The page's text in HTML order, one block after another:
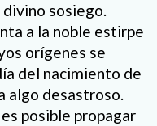
sosiego.
a la noble estirpe
orígenes se
del nacimiento de
algo desastroso.
posible propagar